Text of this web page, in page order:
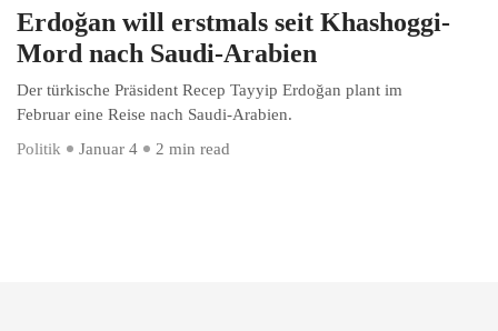
Erdoğan will erstmals seit Khashoggi-
Mord nach Saudi-Arabien
Der türkische Präsident Recep Tayyip Erdoğan plant im
Februar eine Reise nach Saudi-Arabien.
Politik
Januar 4 2 min read